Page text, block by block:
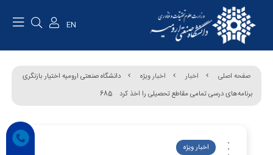
EN
صفحه اصلی اخبار اخبار ویژه
دانشگاه صنعتی ارومیه اختیار بازنگری
برنامه‌های درسی تمامی مقاطع تحصیلی را اخذ کرد
685
اخبار ویژه